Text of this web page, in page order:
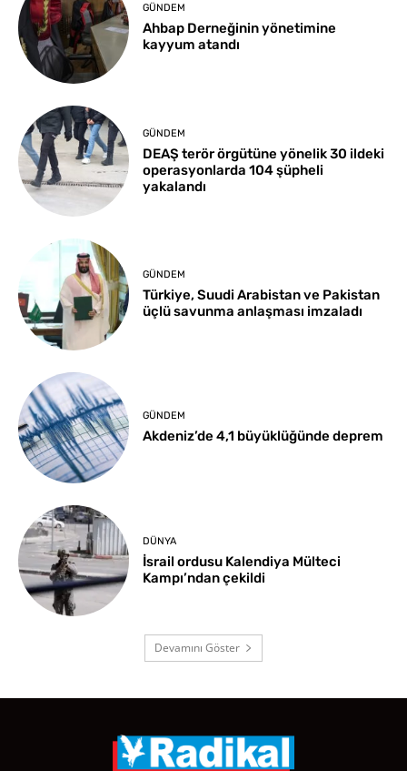
GÜNDEM
Ahbap Derneğinin yönetimine
kayyum atandı
GÜNDEM
DEAŞ terör örgütüne yönelik 30 ildeki
operasyonlarda 104 şüpheli
yakalandı
GÜNDEM
Türkiye, Suudi Arabistan ve Pakistan
üçlü savunma anlaşması imzaladı
GÜNDEM
Akdeniz’de 4,1 büyüklüğünde deprem
DÜNYA
İsrail ordusu Kalendiya Mülteci
Kampı’ndan çekildi
Devamını Göster